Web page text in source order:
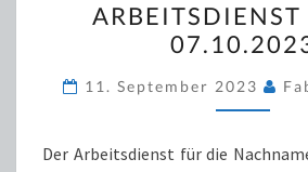
P
R
Y
–
ARBEITSDIENST
11. September 2023
Der Arbeitsdienst für die